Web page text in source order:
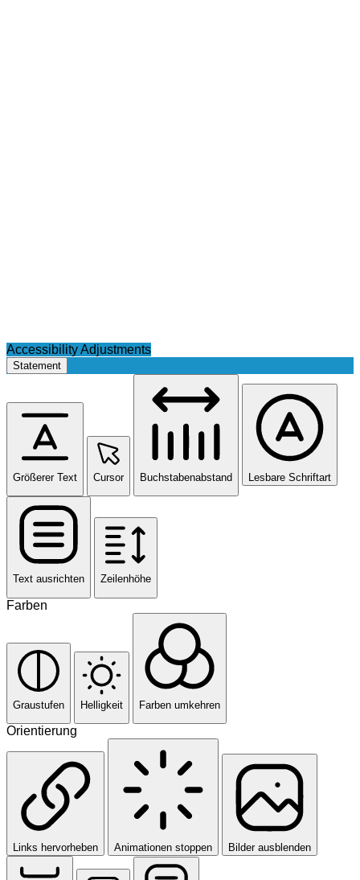
Accessibility Adjustments
Statement
Größerer Text Cursor Buchstabenabstand Lesbare Schriftart
Text ausrichten Zeilenhöhe
Farben
Graustufen Helligkeit Farben umkehren
Orientierung
Links hervorheben Animationen stoppen Bilder ausblenden